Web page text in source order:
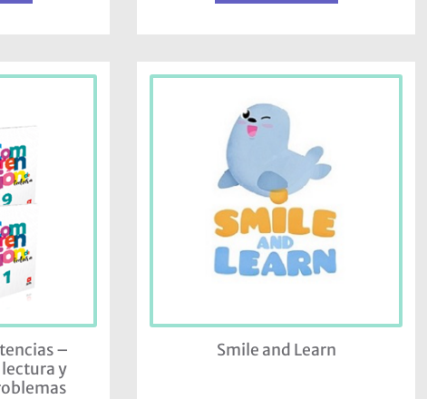
–
y
Smile and Learn